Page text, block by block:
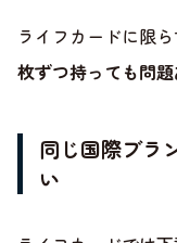
ライフカードに限ら
枚ずつ持っても問
同じ国際ブラ
い